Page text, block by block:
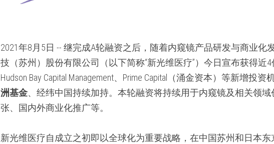
2021年8月5日 -- 继完成A轮融资之后，随着内窥镜产品研发与商业化
技（苏州）股份有限公司（以下简称“新光维医疗”）今日宣布获得近
Hudson Bay Capital Management、Prime Capital（涌金资本）等新增投
洲基金、经纬中国持续加持。本轮融资将持续用于内窥镜及相关领
张、国内外商业化推广等。
新光维医疗自成立之初即以全球化为重要战略，在中国苏州和日本